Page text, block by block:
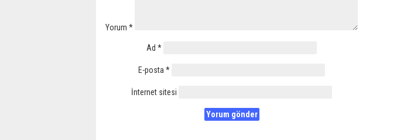
Yorum *
Ad *
E-posta *
İnternet sitesi